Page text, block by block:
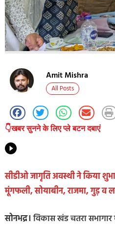
Amit Mishra
All Posts
👇खबर सुनने के लिए प्ले बटन दबाएं
सीडीओ जागृति अवस्थी ने किया
मूंगफली, सोयाबीन, राजमा, गुड़ व
सोनभद्र।विकास खंड चतरा